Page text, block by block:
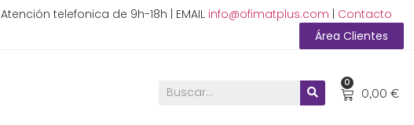
Atención telefonica de 9h-18h | EMAIL info@ofimatplus.com
Contacto
Área Clientes
0,00 €
0